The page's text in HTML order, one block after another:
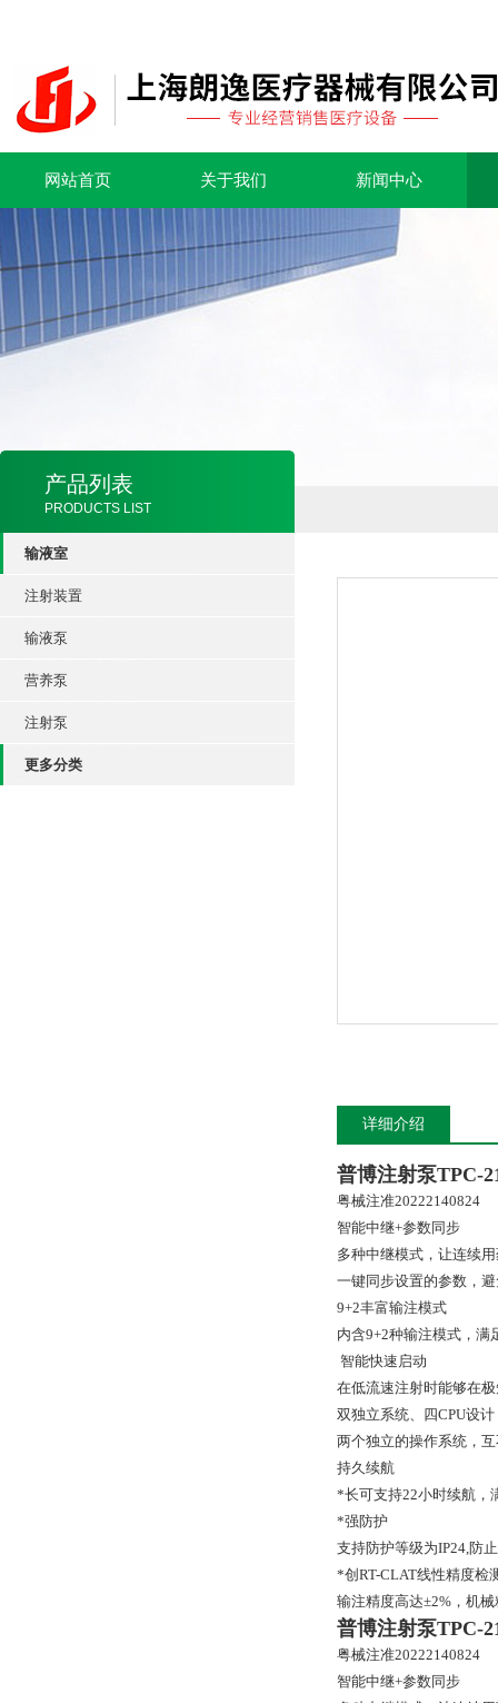
网站首页 关于我们 新闻中心
产品列表
PRODUCTS LIST
输液室
注射装置
输液泵
营养泵
注射泵
更多分类
详细介绍
普博注射泵TPC-
粤械注准20222140824
智能中继+参数同步
多种中继模式，让连续
一键同步设置的参数，
9+2丰富输注模式
内含9+2种输注模式，满
智能快速启动
在低流速注射时能够在
双独立系统、四CPU设计
两个独立的操作系统，
持久续航
*长可支持22小时续航，
*强防护
支持防护等级为IP24,防
*创RT-CLAT线性精度检
输注精度高达±2%，机
普博注射泵TPC-
粤械注准20222140824
智能中继+参数同步